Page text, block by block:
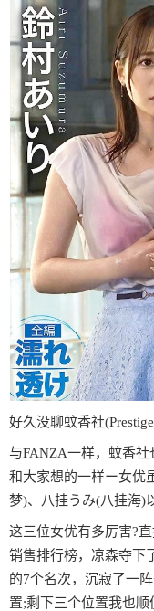
好久没聊蚊香社
与FANZA一样，蚊香
和大家想的一样ー女优
梦)、八挂うみ(八挂海)
这三位女优有多厉害?
销售排行榜，凉森夺下
的7个名次，沉寂了一
置;剩下三个位置我也